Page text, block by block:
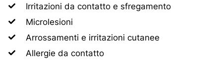
Irritazioni da contatto e sfregamento
Microlesioni
Arrossamenti e irritazioni cutanee
Allergie da contatto